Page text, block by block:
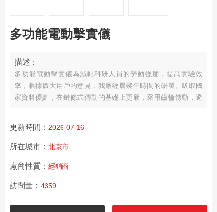
多功能電動擊實儀
描述：
多功能電動擊實儀為減輕科研人員的勞動強度，提高實驗效
率，根據廣大用戶的意見，我廠經曆幾年時間的研製。吸取國
家資料優點，在鏈條式傳動的基礎上更新，采用齒輪傳動，避
更新時間： 2026-07-16
所在城市： 北京市
廠商性質： 經銷商
訪問量： 4359